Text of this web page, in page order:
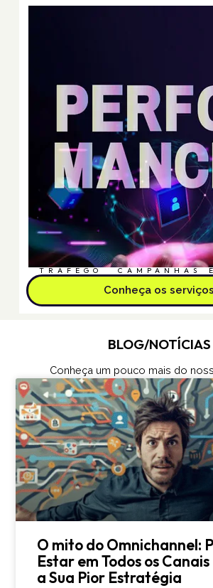
TRÁFEGO CAMPANHAS
Conheça os serviços
BLOG/NOTÍCIAS
Conheça um pouco mais do
O mito do Omnichannel:
Estar em Todos os
a Sua Pior Estratégia